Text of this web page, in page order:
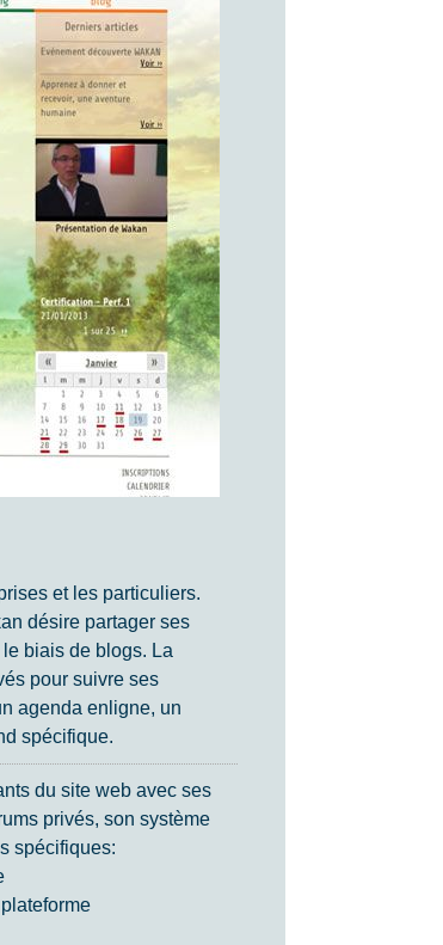
et les particuliers.
désire partager ses
biais de blogs. La
pour suivre ses
agenda enligne, un
spécifique.
du site web avec ses
privés, son système
spécifiques: